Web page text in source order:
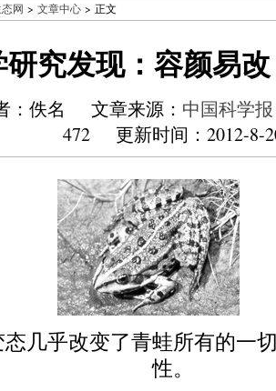
网 > 文章中心 > 正文
究发现：容颜易
：佚名 文章来源： 中国科学报
472 更新时间：2012-8-
乎改变了青蛙所有的一
性。